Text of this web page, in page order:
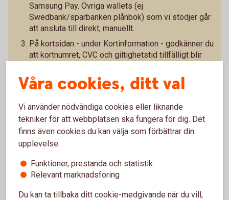
Samsung Pay. Övriga wallets (ej
Swedbank/sparbanken plånbok) som vi stödjer går
att ansluta till direkt, manuellt.
På kortsidan - under Kortinformation - godkänner du
att kortnumret, CVC och giltighetstid tillfälligt blir
kopieras och användas för kortköp på nätet. Du kan
även ansluta kortet manuellt till valfri wallet.
Ovan gäller inte kreditkort. Dessa kan du ansluta
först när du fått det fysiska kortet.
Wallets endast för bankkort
Våra cookies, ditt val
Vi använder nödvändiga cookies eller liknande
tekniker för att webbplatsen ska fungera för dig. Det
finns även cookies du kan välja som förbättrar din
upplevelse:
Funktioner, prestanda och statistik
Relevant marknadsföring
Du kan ta tillbaka ditt cookie-medgivande när du vill,